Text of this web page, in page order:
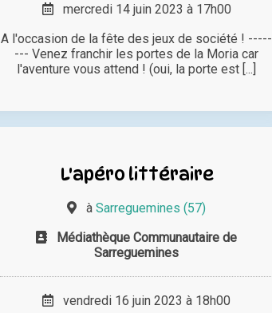
mercredi 14 juin 2023 à 17h00
A l'occasion de la fête des jeux de société ! -----
--- Venez franchir les portes de la Moria car
l'aventure vous attend ! (oui, la porte est [...]
L'apéro littéraire
àSarreguemines (57)
Médiathèque Communautaire de
Sarreguemines
vendredi 16 juin 2023 à 18h00